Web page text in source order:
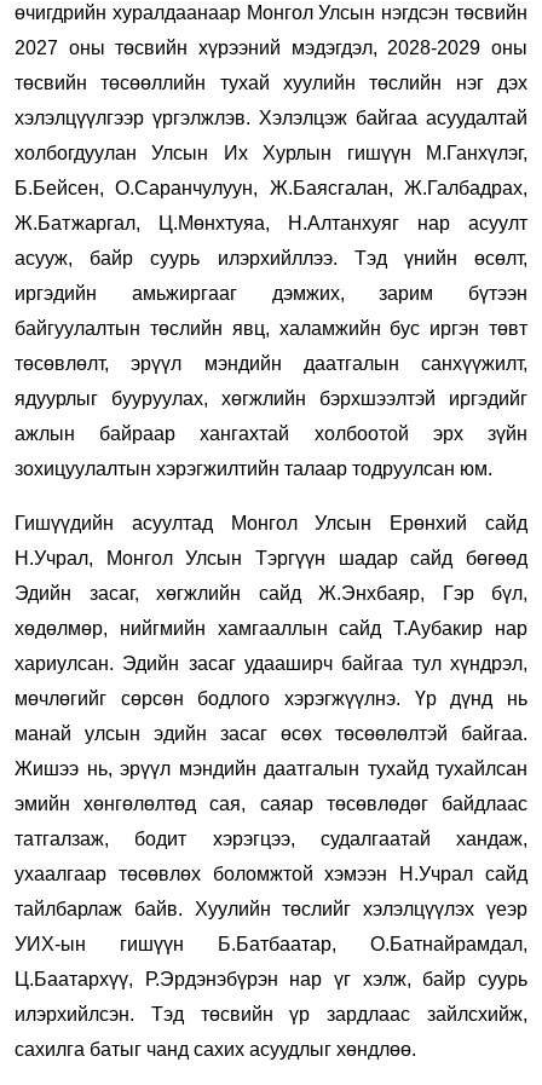
өчигдрийн хуралдаанаар Монгол Улсын нэгдсэн төсвийн
2027 оны төсвийн хүрээний мэдэгдэл, 2028-2029 оны
төсвийн төсөөллийн тухай хуулийн төслийн нэг дэх
хэлэлцүүлгээр үргэлжлэв. Хэлэлцэж байгаа асуудалтай
холбогдуулан Улсын Их Хурлын гишүүн М.Ганхүлэг,
Б.Бейсен, О.Саранчулуун, Ж.Баясгалан, Ж.Галбадрах,
Ж.Батжаргал, Ц.Мөнхтуяа, Н.Алтанхуяг нар асуулт
асууж, байр суурь илэрхийллээ. Тэд үнийн өсөлт,
иргэдийн амьжиргааг дэмжих, зарим бүтээн
байгуулалтын төслийн явц, халамжийн бус иргэн төвт
төсөвлөлт, эрүүл мэндийн даатгалын санхүүжилт,
ядуурлыг бууруулах, хөгжлийн бэрхшээлтэй иргэдийг
ажлын байраар хангахтай холбоотой эрх зүйн
зохицуулалтын хэрэгжилтийн талаар тодруулсан юм.
Гишүүдийн асуултад Монгол Улсын Ерөнхий сайд
Н.Учрал, Монгол Улсын Тэргүүн шадар сайд бөгөөд
Эдийн засаг, хөгжлийн сайд Ж.Энхбаяр, Гэр бүл,
хөдөлмөр, нийгмийн хамгааллын сайд Т.Аубакир нар
хариулсан. Эдийн засаг удааширч байгаа тул хүндрэл,
мөчлөгийг сөрсөн бодлого хэрэгжүүлнэ. Үр дүнд нь
манай улсын эдийн засаг өсөх төсөөлөлтэй байгаа.
Жишээ нь, эрүүл мэндийн даатгалын тухайд тухайлсан
эмийн хөнгөлөлтөд сая, саяар төсөвлөдөг байдлаас
татгалзаж, бодит хэрэгцээ, судалгаатай хандаж,
ухаалгаар төсөвлөх боломжтой хэмээн Н.Учрал сайд
тайлбарлаж байв. Хуулийн төслийг хэлэлцүүлэх үеэр
УИХ-ын гишүүн Б.Батбаатар, О.Батнайрамдал,
Ц.Баатархүү, Р.Эрдэнэбүрэн нар үг хэлж, байр суурь
илэрхийлсэн. Тэд төсвийн үр зардлаас зайлсхийж,
сахилга батыг чанд сахих асуудлыг хөндлөө.